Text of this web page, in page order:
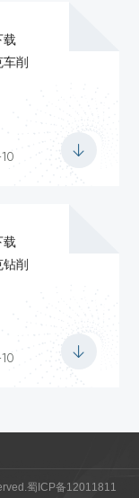
载
削

载
削

蜀ICP备12011811